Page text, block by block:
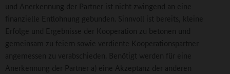
und Anerkennung der Partner ist nicht zwingend an eine
finanzielle Entlohnung gebunden. Sinnvoll ist bereits, kleine
Erfolge und Ergebnisse der Kooperation zu betonen und
gemeinsam zu feiern sowie verdiente Kooperationspartner
angemessen zu verabschieden. Benötigt werden für eine
Anerkennung der Partner a) eine Akzeptanz der anderen